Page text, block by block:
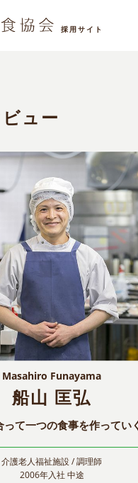
ュー
Masahiro Funayama
船山 匡弘
って一つの食事を作ってい
介護老人福祉施設 / 調理師
2006年入社 中途